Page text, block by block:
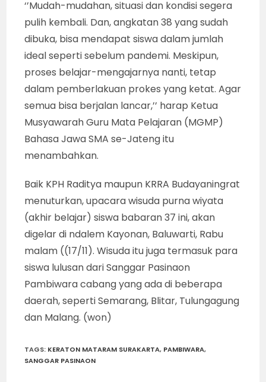
‘’Mudah-mudahan, situasi dan kondisi segera
pulih kembali. Dan, angkatan 38 yang sudah
dibuka, bisa mendapat siswa dalam jumlah
ideal seperti sebelum pandemi. Meskipun,
proses belajar-mengajarnya nanti, tetap
dalam pemberlakuan prokes yang ketat. Agar
semua bisa berjalan lancar,’’ harap Ketua
Musyawarah Guru Mata Pelajaran (MGMP)
Bahasa Jawa SMA se-Jateng itu
menambahkan.
Baik KPH Raditya maupun KRRA Budayaningrat
menuturkan, upacara wisuda purna wiyata
(akhir belajar) siswa babaran 37 ini, akan
digelar di ndalem Kayonan, Baluwarti, Rabu
malam ((17/11). Wisuda itu juga termasuk para
siswa lulusan dari Sanggar Pasinaon
Pambiwara cabang yang ada di beberapa
daerah, seperti Semarang, Blitar, Tulungagung
dan Malang. (won)
TAGS: KERATON MATARAM SURAKARTA, PAMBIWARA,
SANGGAR PASINAON